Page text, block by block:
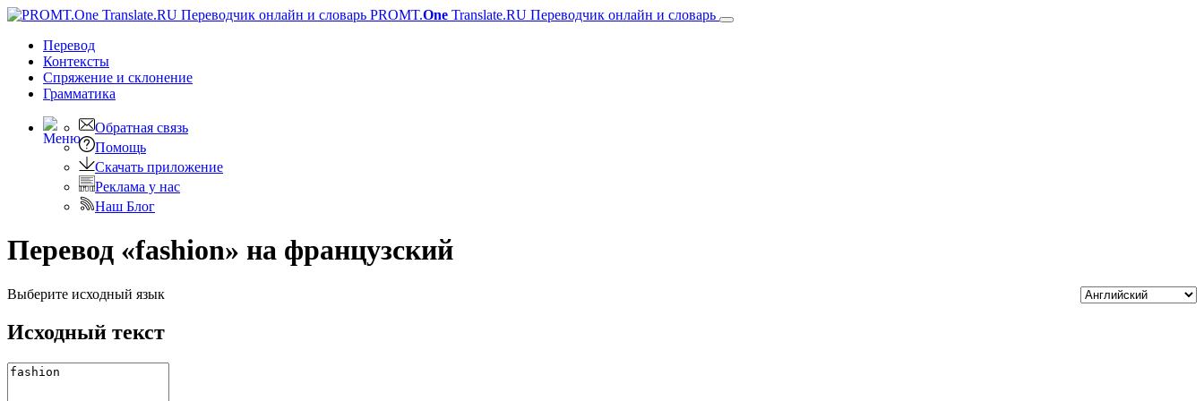
PROMT.One Translate.RU Переводчик онлайн и словарь
Перевод
Контексты
Спряжение и склонение
Грамматика
Обратная связь
Помощь
Скачать приложение
Реклама у нас
Наш Блог
Перевод «fashion» на французский
Выберите исходный язык
Исходный текст